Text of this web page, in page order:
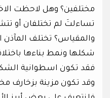
مختلفين؟ وهل لاحظت
تساءلتَ لم تختلفان أو
والمقياس؟ تختلف
شكلها ونمط بناءها
فقد تكون اسطوانية
وقد تكون مزينة بزخارف